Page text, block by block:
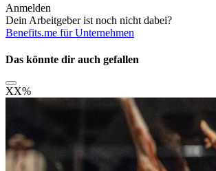
Anmelden
Dein Arbeitgeber ist noch nicht dabei?
Benefits.me für Unternehmen
Das könnte dir auch gefallen
XX%